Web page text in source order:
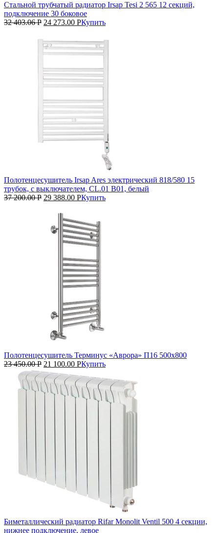
Стальной трубчатый радиатор Irsap Tesi 2 565 12 секций,
подключение 30 боковое
32 403.06Р 24 273.00 РКупить
Полотенцесушитель Irsap Ares электрический 818/580 15
трубок, с выключателем, CL.01 B01, белый
37 200.00Р 29 388.00 РКупить
Полотенцесушитель Терминус «Аврора» П16 500х800
23 450.00Р 21 100.00 РКупить
Биметаллический радиатор Rifar Monolit Ventil 500 4 секции,
нижнее подключение, левое